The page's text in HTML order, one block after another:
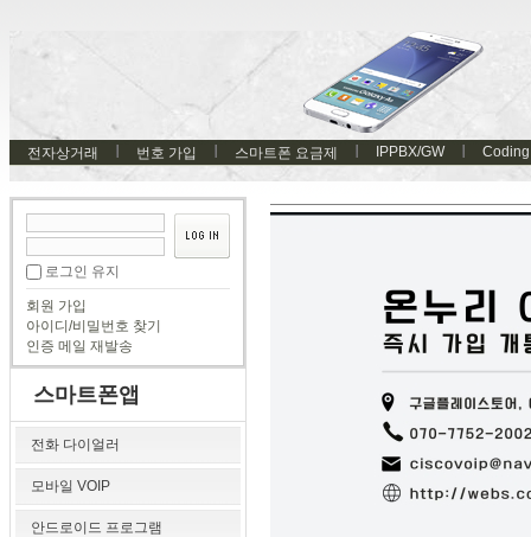
전자상거래 번호 가입 스마트폰 요금제 IPPBX/GW Coding
로그인 유지
회원 가입
아이디/비밀번호 찾기
인증 메일 재발송
스마트폰앱
전화 다이얼러
모바일 VOIP
안드로이드 프로그램